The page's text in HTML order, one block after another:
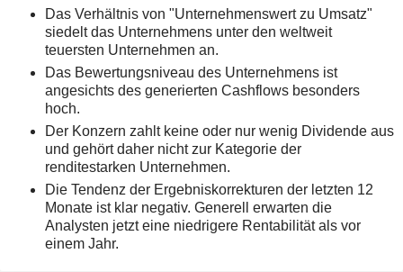
Das Verhältnis von "Unternehmenswert zu Umsatz"
siedelt das Unternehmens unter den weltweit
teuersten Unternehmen an.
Das Bewertungsniveau des Unternehmens ist
angesichts des generierten Cashflows besonders
hoch.
Der Konzern zahlt keine oder nur wenig Dividende aus
und gehört daher nicht zur Kategorie der
renditestarken Unternehmen.
Die Tendenz der Ergebniskorrekturen der letzten 12
Monate ist klar negativ. Generell erwarten die
Analysten jetzt eine niedrigere Rentabilität als vor
einem Jahr.